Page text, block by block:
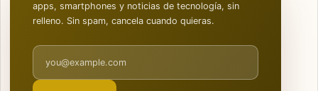
apps, smartphones y noticias de tecnología, sin
relleno. Sin spam, cancela cuando quieras.
Email address